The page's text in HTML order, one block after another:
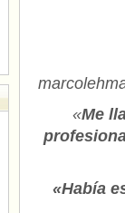
«Me
«Había